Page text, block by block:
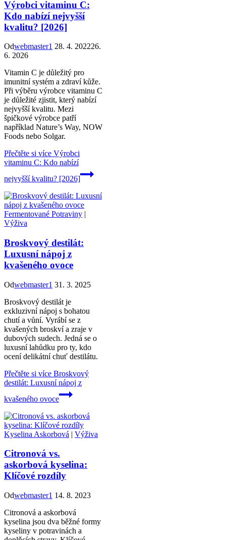
Výrobci vitaminu C:
Kdo nabízí nejvyšší
kvalitu? [2026]
Odwebmaster1 28. 4. 202226.
6. 2026
Vitamin C je důležitý pro
imunitní systém a zdraví kůže.
Při výběru výrobce vitaminu C
je důležité zjistit, který nabízí
nejvyšší kvalitu. Mezi
špičkové výrobce patří
například Nature’s Way, NOW
Foods nebo Solgar.
Přečtěte si více Výrobci
vitaminu C: Kdo nabízí
nejvyšší kvalitu? [2026]
Fermentované Potraviny |
Výživa
Broskvový destilát:
Luxusní nápoj z
kvašeného ovoce
Odwebmaster1 31. 3. 2025
Broskvový destilát je
exkluzivní nápoj s bohatou
chutí a vůní. Vyrábí se z
kvašených broskví a zraje v
dubových sudech. Jedná se o
luxusní lahůdku pro ty, kdo
ocení delikátní chuť destilátu.
Přečtěte si více Broskvový
destilát: Luxusní nápoj z
kvašeného ovoce
Kyselina Askorbová | Výživa
Citronová vs.
askorbová kyselina:
Klíčové rozdíly
Odwebmaster1 14. 8. 2023
Citronová a askorbová
kyselina jsou dva běžné formy
kyseliny v potravinách a